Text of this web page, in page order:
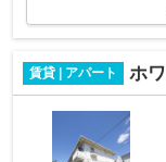
賃貸 | アパート ホ